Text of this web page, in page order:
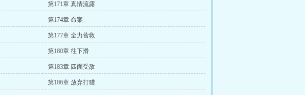
第171章 真情流露
第174章 命案
第177章 全力营救
第180章 往下滑
第183章 四面受敌
第186章 放弃打猎